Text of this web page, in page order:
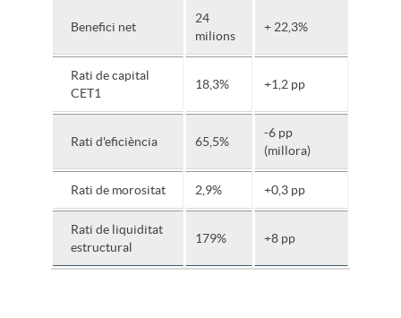
Benefici net
24
milions
+ 22,3%
Rati de capital
CET1
18,3% +1,2 pp
Rati d'eficiència 65,5%
-6 pp
(millora)
Rati de morositat 2,9% +0,3 pp
Rati de liquiditat
estructural
179% +8 pp